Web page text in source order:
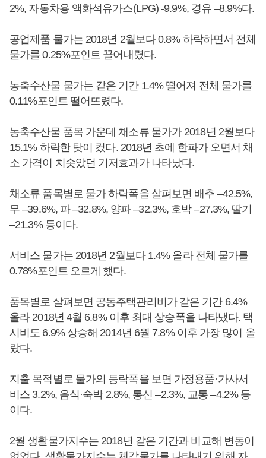
2%, 자동차용 액화석유가스(LPG) -9.9%, 경유 –8.9%다.
공업제품 물가는 2018년 2월보다 0.8% 하락하면서 전체
물가를 0.25%포인트 끌어내렸다.
농축수산물 물가는 같은 기간 1.4% 떨어져 전체 물가를
0.11%포인트 떨어뜨렸다.
농축수산물 품목 가운데 채소류 물가가 2018년 2월보다
15.1% 하락한 탓이 컸다. 2018년 초에 한파가 오면서 채
소 가격이 치솟았던 기저효과가 나타났다.
채소류 품목별로 물가 하락폭을 살펴보면 배추 –42.5%,
무 –39.6%, 파 –32.8%, 양파 –32.3%, 호박 –27.3%, 딸기
–21.3% 등이다.
서비스 물가는 2018년 2월보다 1.4% 올라 전체 물가를
0.78%포인트 오르게 했다.
품목별로 살펴보면 공동주택관리비가 같은 기간 6.4%
올라 2018년 4월 6.8% 이후 최대 상승폭을 나타냈다. 택
시비도 6.9% 상승해 2014년 6월 7.8% 이후 가장 많이 올
랐다.
지출 목적별로 물가의 등락폭을 보면 가정용품·가사서
비스 3.2%, 음식·숙박 2.8%, 통신 –2.3%, 교통 –4.2% 등
이다.
2월 생활물가지수는 2018년 같은 기간과 비교해 변동이